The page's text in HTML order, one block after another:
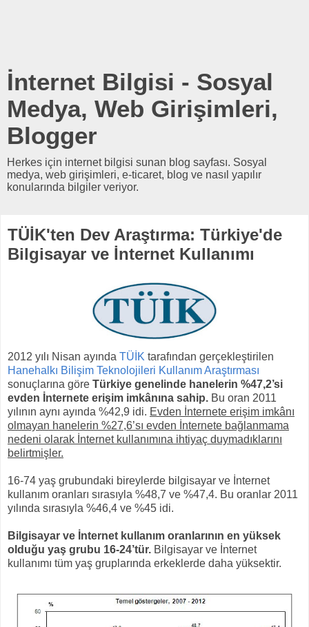
İnternet Bilgisi - Sosyal
Medya, Web Girişimleri,
Blogger
Herkes için internet bilgisi sunan blog sayfası. Sosyal
medya, web girişimleri, e-ticaret, blog ve nasıl yapılır
konularında bilgiler veriyor.
TÜİK'ten Dev Araştırma: Türkiye'de
Bilgisayar ve İnternet Kullanımı
2012 yılı Nisan ayında TÜİK tarafından gerçekleştirilen
Hanehalkı Bilişim Teknolojileri Kullanım Araştırması
sonuçlarına göre Türkiye genelinde hanelerin %47,2’si
evden İnternete erişim imkânına sahip. Bu oran 2011
yılının aynı ayında %42,9 idi. Evden İnternete erişim imkânı
olmayan hanelerin %27,6’sı evden İnternete bağlanmama
nedeni olarak İnternet kullanımına ihtiyaç duymadıklarını
belirtmişler.
16-74 yaş grubundaki bireylerde bilgisayar ve İnternet
kullanım oranları sırasıyla %48,7 ve %47,4. Bu oranlar 2011
yılında sırasıyla %46,4 ve %45 idi.
Bilgisayar ve İnternet kullanım oranlarının en yüksek
olduğu yaş grubu 16-24’tür. Bilgisayar ve İnternet
kullanımı tüm yaş gruplarında erkeklerde daha yüksektir.